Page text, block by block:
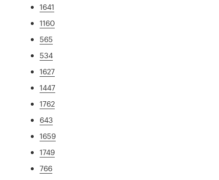
1641
1160
565
534
1627
1447
1762
643
1659
1749
766